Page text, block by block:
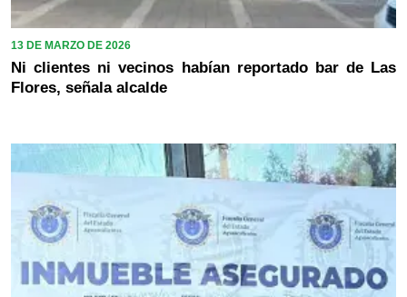
13 DE MARZO DE 2026
Ni clientes ni vecinos habían reportado bar de Las
Flores, señala alcalde